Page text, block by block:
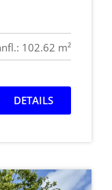
102.62 m²
DETAILS